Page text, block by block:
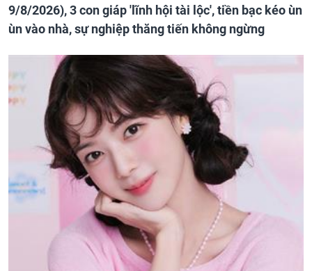
9/8/2026), 3 con giáp 'lĩnh hội tài lộc', tiền bạc kéo ùn
ùn vào nhà, sự nghiệp thăng tiến không ngừng